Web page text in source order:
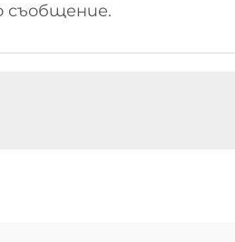
съобщение.